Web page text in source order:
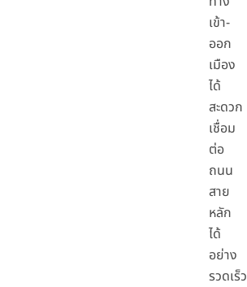
เข้า-
ออก
เมือง
ได้
สะดวก
เชื่อม
ต่อ
ถนน
สาย
หลัก
ได้
อย่าง
รวดเร็ว